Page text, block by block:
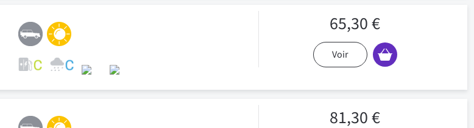
65,30 €
Voir
81,30 €